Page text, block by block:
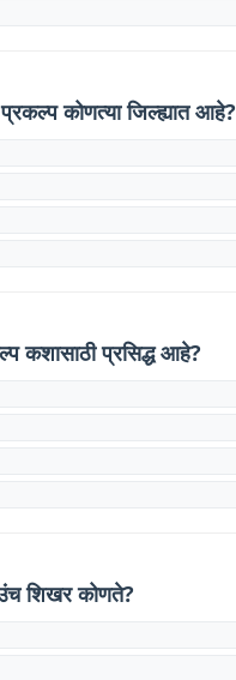
प्रकल्प कोणत्या जिल्ह्यात आहे?
कशासाठी प्रसिद्ध आहे?
उंच शिखर कोणते?